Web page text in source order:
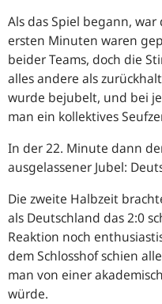
Als das Spiel begann,
ersten Minuten waren
beider Teams, doch die
alles andere als
wurde bejubelt, und bei
man ein kollektives
In der 22. Minute dann
ausgelassener Jubel:
Die zweite Halbzeit
als Deutschland das 2:0
Reaktion noch
dem Schlosshof schien
man von einer
würde.